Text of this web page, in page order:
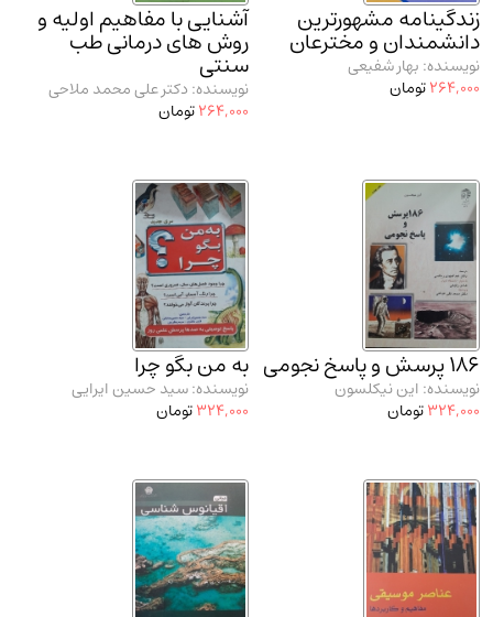
زندگینامه مشهورترین
دانشمندان و مخترعان
نویسنده: بهار شفیعی
264,000تومان
آشنایی با مفاهیم اولیه و
روش های درمانی طب
سنتی
نویسنده: دکتر علی محمد ملاحی
264,000تومان
186 پرسش و پاسخ نجومی
نویسنده: این نیکلسون
324,000تومان
به من بگو چرا
نویسنده: سید حسین ایرایی
324,000تومان